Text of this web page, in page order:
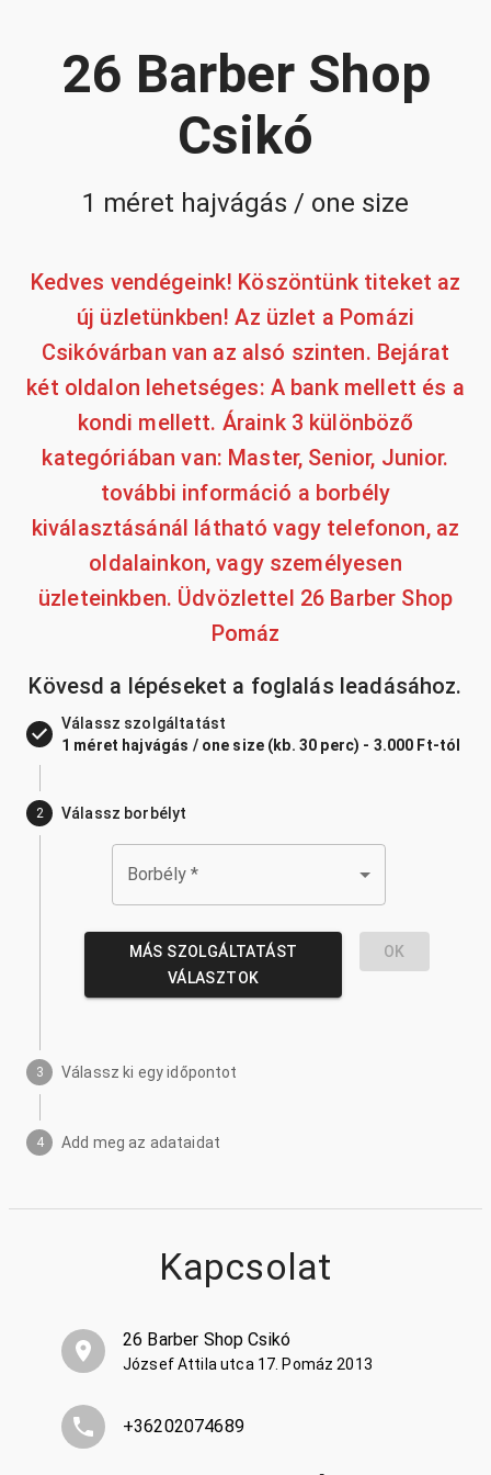
26 Barber Shop
Csikó
1 méret hajvágás / one size
Kedves vendégeink! Köszöntünk titeket az
új üzletünkben! Az üzlet a Pomázi
Csikóvárban van az alsó szinten. Bejárat
két oldalon lehetséges: A bank mellett és a
kondi mellett. Áraink 3 különböző
kategóriában van: Master, Senior, Junior.
további információ a borbély
kiválasztásánál látható vagy telefonon, az
oldalainkon, vagy személyesen
üzleteinkben. Üdvözlettel 26 Barber Shop
Pomáz
Kövesd a lépéseket a foglalás leadásához.
Válassz szolgáltatást
1 méret hajvágás / one size (kb. 30 perc) - 3.000 Ft-tól
2 Válassz borbélyt
Borbély *
MÁS SZOLGÁLTATÁST
VÁLASZTOK
OK
3 Válassz ki egy időpontot
4 Add meg az adataidat
Kapcsolat
26 Barber Shop Csikó
József Attila utca 17. Pomáz 2013
+36202074689